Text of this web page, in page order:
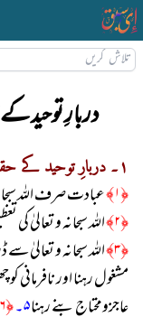
دربارِ
۱۔ دربارِ توحید کے حقوق و آداب
﴿۱﴾ عبادت صرف اللہ
﴿۲﴾ اللہ سبحانہ و تعالیٰ كی
﴿۳﴾ اللہ سبحانہ و تعالیٰ
مشغول رہنا اور نافرمانی كو
عاجزومحتاج بنے رہنا۵۔ ﴿۶﴾